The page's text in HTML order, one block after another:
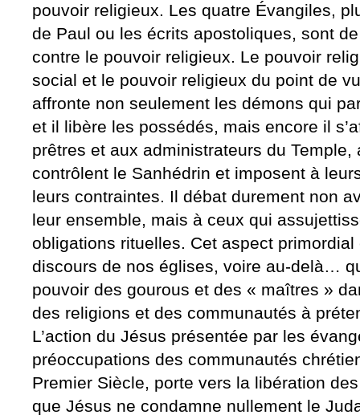
pouvoir religieux. Les quatre Évangiles,
de Paul ou les écrits apostoliques, sont
contre le pouvoir religieux. Le pouvoir
social et le pouvoir religieux du point de
affronte non seulement les démons qui
et il libère les possédés, mais encore il
prêtres et aux administrateurs du Temple,
contrôlent le Sanhédrin et imposent à
leurs contraintes. Il débat durement non
leur ensemble, mais à ceux qui
obligations rituelles. Cet aspect
discours de nos églises, voire au-delà…
pouvoir des gourous et des « maîtres »
des religions et des communautés à
L’action du Jésus présentée par les
préoccupations des communautés
Premier Siècle, porte vers la libération
que Jésus ne condamne nullement le